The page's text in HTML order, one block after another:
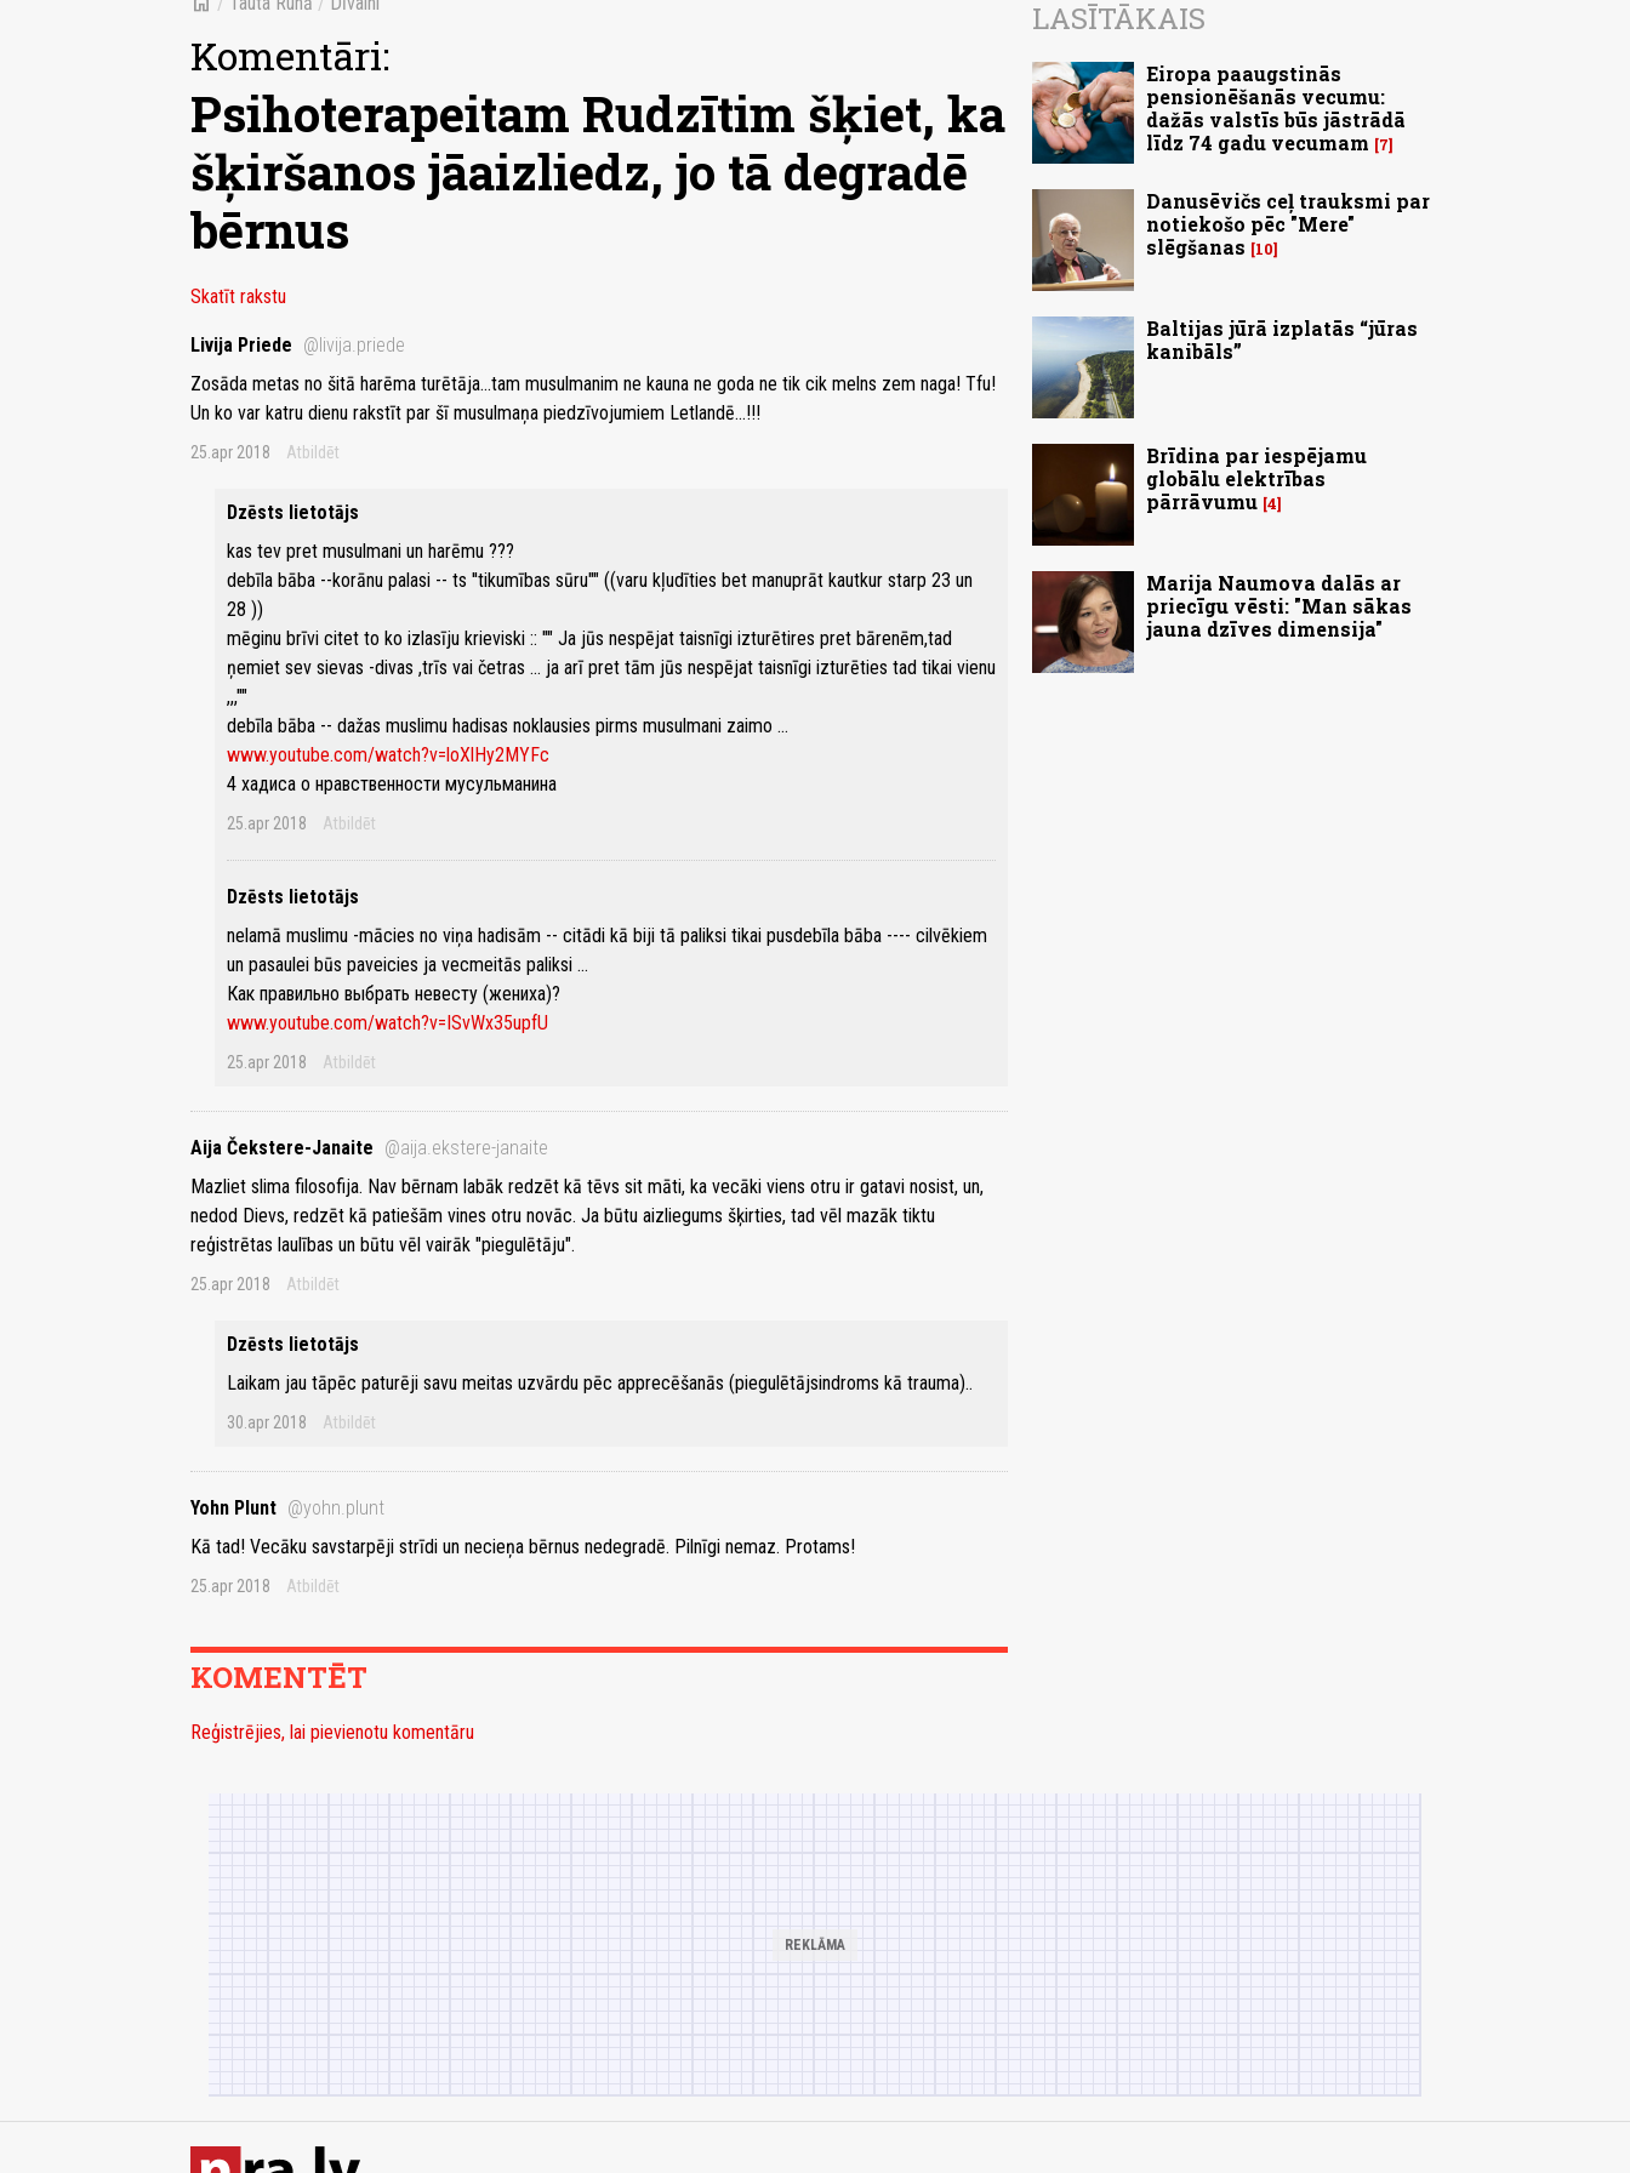
Komentāri:
Psihoterapeitam Rudzītim šķiet, ka
šķiršanos jāaizliedz, jo tā degradē
bērnus
Skatīt rakstu
Livija Priede @livija.priede
Zosāda metas no šitā harēma turētāja...tam musulmanim ne kauna ne goda ne tik cik melns zem naga! Tfu!
Un ko var katru dienu rakstīt par šī musulmaņa piedzīvojumiem Letlandē...!!!
25.apr 2018 Atbildēt
Dzēsts lietotājs
kas tev pret musulmani un harēmu ???
debīla bāba --korānu palasi -- ts ''tikumības sūru"" ((varu kļudīties bet manuprāt kautkur starp 23 un
28 ))
mēginu brīvi citet to ko izlasīju krieviski :: "" Ja jūs nespējat taisnīgi izturētires pret bārenēm,tad
ņemiet sev sievas -divas ,trīs vai četras ... ja arī pret tām jūs nespējat taisnīgi izturēties tad tikai vienu
,,,""
debīla bāba -- dažas muslimu hadisas noklausies pirms musulmani zaimo ...
www.youtube.com/watch?v=loXlHy2MYFc
4 хадиса о нравственности мусульманина
25.apr 2018 Atbildēt
Dzēsts lietotājs
nelamā muslimu -mācies no viņa hadisām -- citādi kā biji tā paliksi tikai pusdebīla bāba ---- cilvēkiem
un pasaulei būs paveicies ja vecmeitās paliksi ...
Как правильно выбрать невесту (жениха)?
www.youtube.com/watch?v=ISvWx35upfU
25.apr 2018 Atbildēt
Aija Čekstere-Janaite @aija.ekstere-janaite
Mazliet slima filosofija. Nav bērnam labāk redzēt kā tēvs sit māti, ka vecāki viens otru ir gatavi nosist, un,
nedod Dievs, redzēt kā patiešām vines otru novāc. Ja būtu aizliegums šķirties, tad vēl mazāk tiktu
reģistrētas laulības un būtu vēl vairāk "piegulētāju".
25.apr 2018 Atbildēt
Dzēsts lietotājs
Laikam jau tāpēc paturēji savu meitas uzvārdu pēc apprecēšanās (piegulētājsindroms kā trauma)..
30.apr 2018 Atbildēt
Yohn Plunt @yohn.plunt
Kā tad! Vecāku savstarpēji strīdi un necieņa bērnus nedegradē. Pilnīgi nemaz. Protams!
25.apr 2018 Atbildēt
KOMENTĒT
Reģistrējies, lai pievienotu komentāru
LASĪTĀKAIS
Eiropa paaugstinās
pensionēšanās vecumu:
dažās valstīs būs jāstrādā
līdz 74 gadu vecumam
7
Danusēvičs ceļ trauksmi par
notiekošo pēc "Mere"
slēgšanas
10
Baltijas jūrā izplatās “jūras
kanibāls”
Brīdina par iespējamu
globālu elektrības
pārrāvumu 4
Marija Naumova dalās ar
priecīgu vēsti: "Man sākas
jauna dzīves dimensija"